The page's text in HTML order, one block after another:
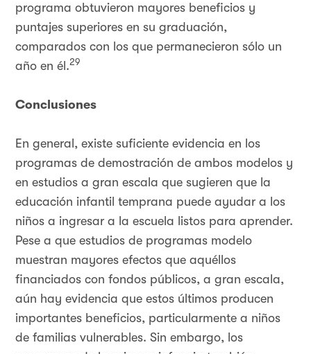
programa obtuvieron mayores beneficios y
puntajes superiores en su graduación,
comparados con los que permanecieron sólo un
año en él.29
Conclusiones
En general, existe suficiente evidencia en los
programas de demostración de ambos modelos y
en estudios a gran escala que sugieren que la
educación infantil temprana puede ayudar a los
niños a ingresar a la escuela listos para aprender.
Pese a que estudios de programas modelo
muestran mayores efectos que aquéllos
financiados con fondos públicos, a gran escala,
aún hay evidencia que estos últimos producen
importantes beneficios, particularmente a niños
de familias vulnerables. Sin embargo, los